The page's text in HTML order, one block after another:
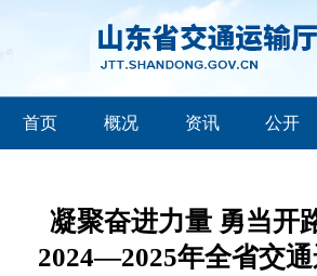
首页 概况 资讯 公开
凝聚奋进力量 勇当
2024—2025年全省交